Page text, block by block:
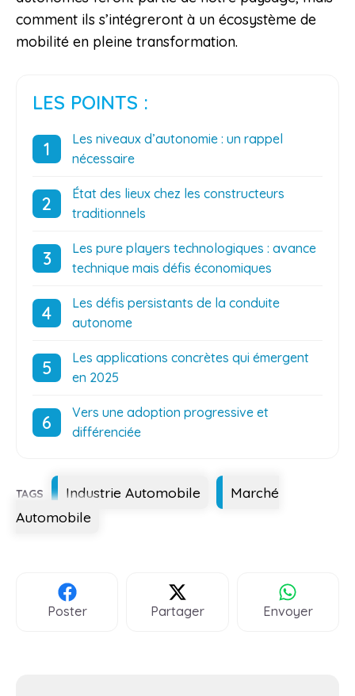
comment ils s’intégreront à un écosystème de
mobilité en pleine transformation.
LES POINTS :
Les niveaux d’autonomie : un rappel
nécessaire
État des lieux chez les constructeurs
traditionnels
Les pure players technologiques : avance
technique mais défis économiques
Les défis persistants de la conduite
autonome
Les applications concrètes qui émergent
en 2025
Vers une adoption progressive et
différenciée
Étiquettes
Industrie Automobile
Marché
Automobile
Poster Partager Envoyer